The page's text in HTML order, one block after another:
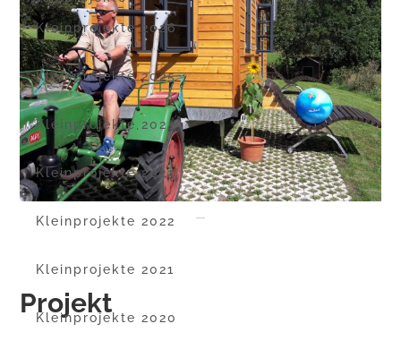
Kleinprojekte 2026
Kleinprojekte 2025
Kleinprojekte 2024
Kleinprojekte 2023
Kleinprojekte 2022
Kleinprojekte 2021
Kleinprojekte 2020
Projekt